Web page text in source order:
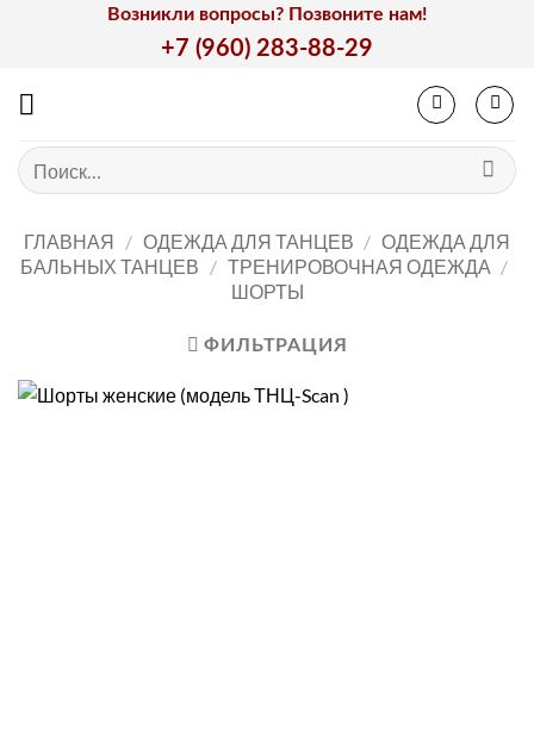
Возникли вопросы? Позвоните нам!
+7 (960) 283-88-29
Искать:
ГЛАВНАЯ / ОДЕЖДА ДЛЯ ТАНЦЕВ / ОДЕЖДА ДЛЯ
БАЛЬНЫХ ТАНЦЕВ / ТРЕНИРОВОЧНАЯ ОДЕЖДА /
ШОРТЫ
ФИЛЬТРАЦИЯ